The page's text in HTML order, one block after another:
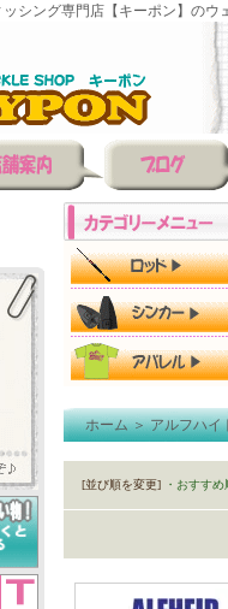
シング専門店【キーポン】のウ
ホーム＞アルフハイ
[並び順を変更] ・おすすめ